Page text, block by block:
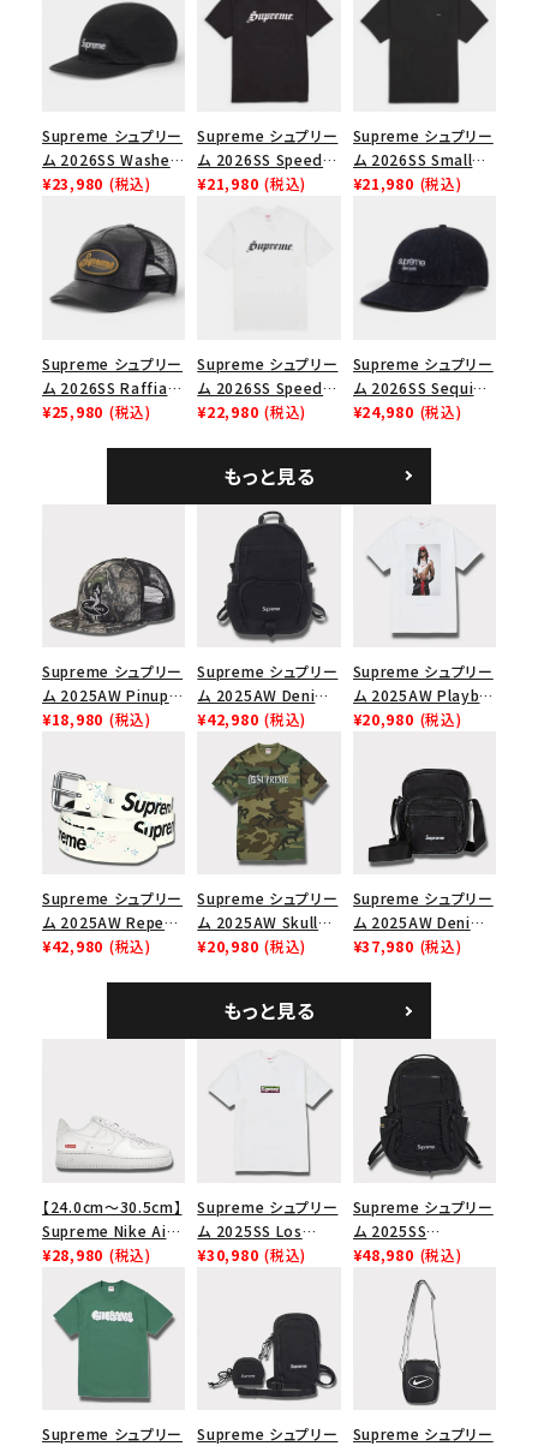
カテゴリーから探す
コラボレーションブランドから探す
シーズンから探す
並び順
価格から探す
円 ～
円
在庫のない商品を表示する
絞り込んで検索する
Supreme シュプリー
ム 2026SS Washed
Chino Twill Camp
ノツイル キャンプキャ
ップ ブラック
¥23,980 (税込)
Supreme シュプリー
ム 2026SS Speed
Tee スピードTシャツ
¥21,980 (税込)
Supreme シュプリー
ム 2026SS Small
Box Tee スモールボ
¥21,980 (税込)
Supreme シュプリー
ム 2026SS Raffia
Mesh Back 5-Panel
¥25,980 (税込)
Supreme シュプリー
ム 2026SS Speed
Tee スピードTシャツ
¥22,980 (税込)
Supreme シュプリー
ム 2026SS Sequin
Denim Classic
シックロゴ 6パネルキ
ャップ ブラック
¥24,980 (税込)
もっと見る
Supreme シュプリー
ム 2025AW Pinup
Mesh Back 5-Panel
ュバック 5パネルキャ
ップ トゥルーティン
バーHTC フォールカ
¥18,980 (税込)
Supreme シュプリー
ム 2025AW Denim
Backpack デニム バ
ックパック ブラック
¥42,980 (税込)
Supreme シュプリー
ム 2025AW Playboi
Carti Tee プレイボ
¥20,980 (税込)
Supreme シュプリー
ム 2025AW Repeat
Leather Belt リピー
¥42,980 (税込)
Supreme シュプリー
ム 2025AW Skull
Tee スカル Tシャ
¥20,980 (税込)
Supreme シュプリー
ム 2025AW Denim
Shoulder Bag デニ
¥37,980 (税込)
もっと見る
【24.0cm～30.5cm】
Supreme Nike Air
Force 1 Low シュプ
リーム ナイキエアフォ
ース１スニーカー シ
ューズ ホワイト
¥28,980 (税込)
Supreme シュプリー
ム 2025SS Los
Angeles Fire Relief
スロゴTシャツ ホワ
¥30,980 (税込)
Supreme シュプリー
ム 2025SS
Backpack バックパッ
ク ブラック 黒
¥48,980 (税込)
Supreme シュプリー Supreme シュプリー Supreme シュプリー